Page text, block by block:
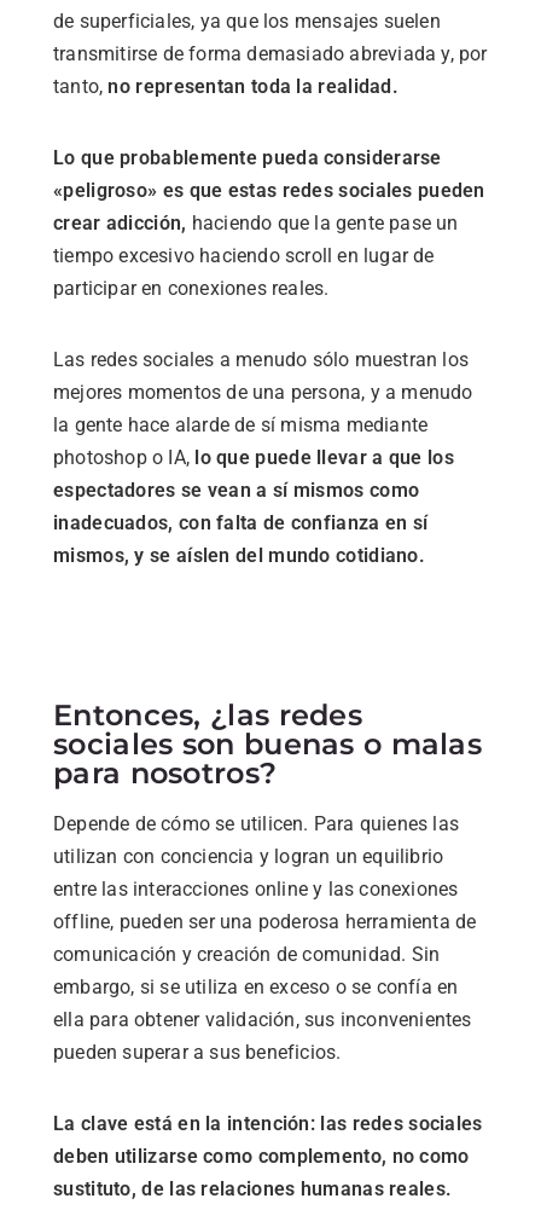
de superficiales, ya que los mensajes suelen
transmitirse de forma demasiado abreviada y, por
tanto, no representan toda la realidad.
Lo que probablemente pueda considerarse
«peligroso» es que estas redes sociales pueden
crear adicción, haciendo que la gente pase un
tiempo excesivo haciendo scroll en lugar de
participar en conexiones reales.
Las redes sociales a menudo sólo muestran los
mejores momentos de una persona, y a menudo
la gente hace alarde de sí misma mediante
photoshop o IA, lo que puede llevar a que los
espectadores se vean a sí mismos como
inadecuados, con falta de confianza en sí
mismos, y se aíslen del mundo cotidiano.
Entonces, ¿las redes
sociales son buenas o malas
para nosotros?
Depende de cómo se utilicen. Para quienes las
utilizan con conciencia y logran un equilibrio
entre las interacciones online y las conexiones
offline, pueden ser una poderosa herramienta de
comunicación y creación de comunidad. Sin
embargo, si se utiliza en exceso o se confía en
ella para obtener validación, sus inconvenientes
pueden superar a sus beneficios.
La clave está en la intención: las redes sociales
deben utilizarse como complemento, no como
sustituto, de las relaciones humanas reales.